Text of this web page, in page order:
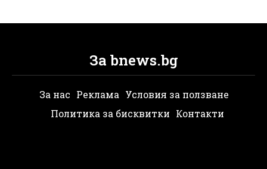
За bnews.bg
За нас Реклама Условия за ползване
Политика за бисквитки Контакти